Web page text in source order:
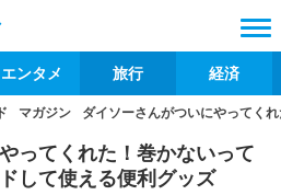
エンタメ 旅行 経済
マガジン ダイソーさんがついにやってく
ってくれた！巻かないって
して使える便利グッズ